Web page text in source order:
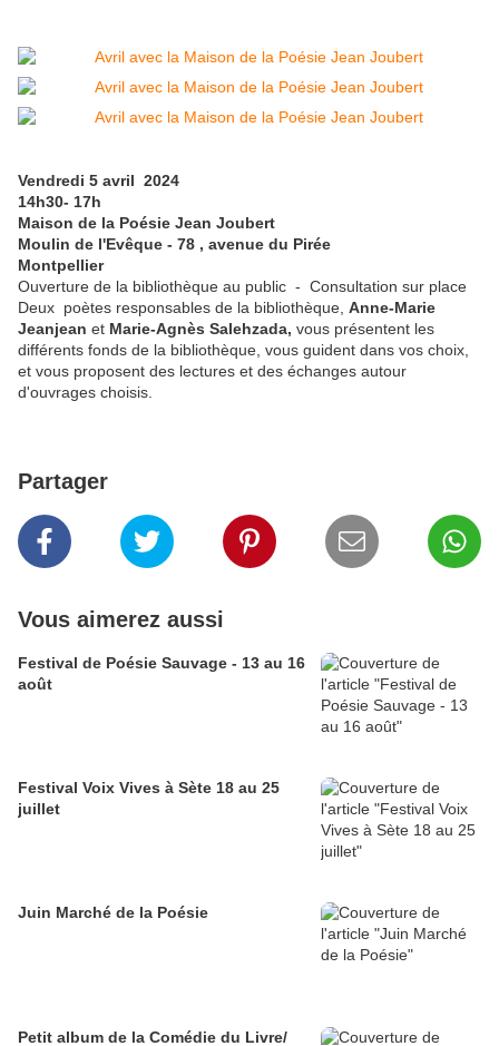
Vendredi 5 avril 2024
14h30- 17h
Maison de la Poésie Jean Joubert
Moulin de l'Evêque - 78 , avenue du Pirée
Montpellier
Ouverture de la bibliothèque au public - Consultation sur place
Deux poètes responsables de la bibliothèque, Anne-Marie
Jeanjean et Marie-Agnès Salehzada, vous présentent les
différents fonds de la bibliothèque, vous guident dans vos choix,
et vous proposent des lectures et des échanges autour
d'ouvrages choisis.
Partager
Vous aimerez aussi
Festival de Poésie Sauvage - 13 au 16
août
Festival Voix Vives à Sète 18 au 25
juillet
Juin Marché de la Poésie
Petit album de la Comédie du Livre/